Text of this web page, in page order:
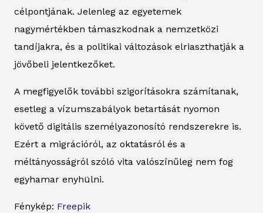
célpontjának. Jelenleg az egyetemek
nagymértékben támaszkodnak a nemzetközi
tandíjakra, és a politikai változások elriaszthatják a
jövőbeli jelentkezőket.
A megfigyelők további szigorításokra számítanak,
esetleg a vízumszabályok betartását nyomon
követő digitális személyazonosító rendszerekre is.
Ezért a migrációról, az oktatásról és a
méltányosságról szóló vita valószínűleg nem fog
egyhamar enyhülni.
Fénykép: Freepik